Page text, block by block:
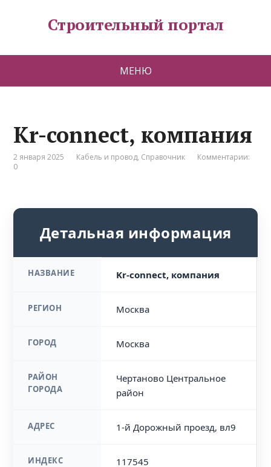
Строительный портал
МЕНЮ
Kr-connect, компания
2 января 2025 Кабель и провод, Справочник
Комментарии:
0
Детальная информация
НАЗВАНИЕ Kr-connect, компания
РЕГИОН Москва
ГОРОД Москва
РАЙОН
ГОРОДА
Чертаново Центральное
район
АДРЕС 1-й Дорожный проезд, вл9
ИНДЕКС 117545